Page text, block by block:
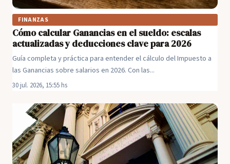
FINANZAS
Cómo calcular Ganancias en el sueldo: escalas
actualizadas y deducciones clave para 2026
Guía completa y práctica para entender el cálculo del Impuesto a
las Ganancias sobre salarios en 2026. Con las...
30 jul. 2026, 15:55 hs